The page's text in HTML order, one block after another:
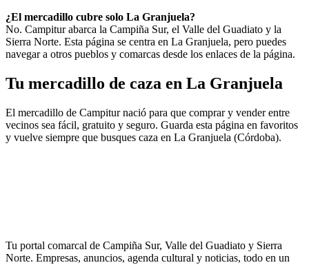
¿El mercadillo cubre solo La Granjuela?
No. Campitur abarca la Campiña Sur, el Valle del Guadiato y la
Sierra Norte. Esta página se centra en La Granjuela, pero puedes
navegar a otros pueblos y comarcas desde los enlaces de la página.
Tu mercadillo de caza en La Granjuela
El mercadillo de Campitur nació para que comprar y vender entre
vecinos sea fácil, gratuito y seguro. Guarda esta página en favoritos
y vuelve siempre que busques caza en La Granjuela (Córdoba).
Tu portal comarcal de Campiña Sur, Valle del Guadiato y Sierra
Norte. Empresas, anuncios, agenda cultural y noticias, todo en un